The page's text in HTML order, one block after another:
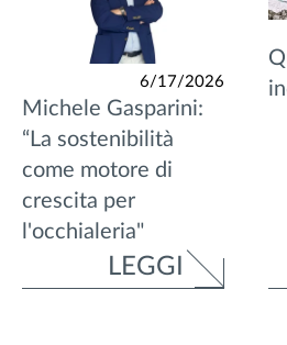
6/17/2026
Michele Gasparini:
“La sostenibilità
come motore di
crescita per
l'occhialeria"
LEGGI